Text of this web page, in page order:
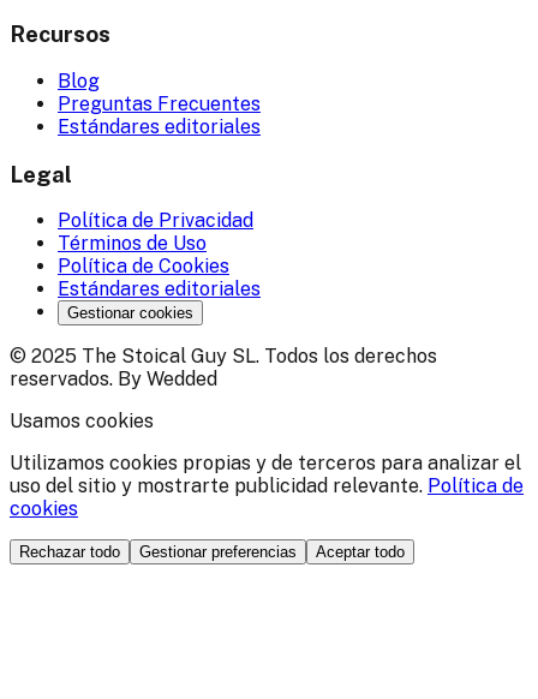
Recursos
Blog
Preguntas Frecuentes
Estándares editoriales
Legal
Política de Privacidad
Términos de Uso
Política de Cookies
Estándares editoriales
Gestionar cookies
© 2025 The Stoical Guy SL. Todos los derechos
reservados. By Wedded
Usamos cookies
Utilizamos cookies propias y de terceros para analizar el
uso del sitio y mostrarte publicidad relevante. Política de
cookies
Rechazar todo Gestionar preferencias Aceptar todo